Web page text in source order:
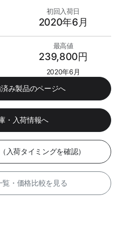
初回入荷日
2020年6月
最高値
239,800円
2020年6月
み製品のページへ
・入荷情報へ
入荷タイミングを確認）
覧・価格比較を見る